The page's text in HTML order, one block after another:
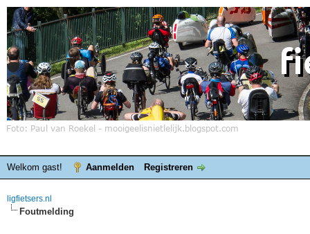
Welkom gast! Aanmelden Registreren
ligfietsers.nl
Foutmelding